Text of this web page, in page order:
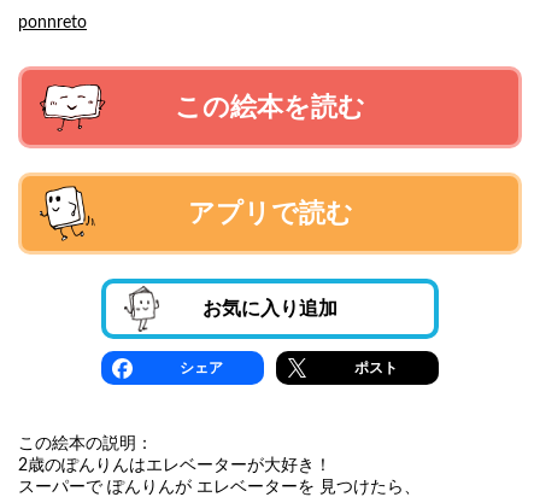
ponnreto
この絵本を読む
アプリで読む
お気に入り追加
シェア ポスト
この絵本の説明：
2歳のぽんりんはエレベーターが大好き！
スーパーで ぽんりんが エレベーターを 見つけたら、